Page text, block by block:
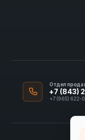
Отдел
+7 (843)
+7 (965) 622-